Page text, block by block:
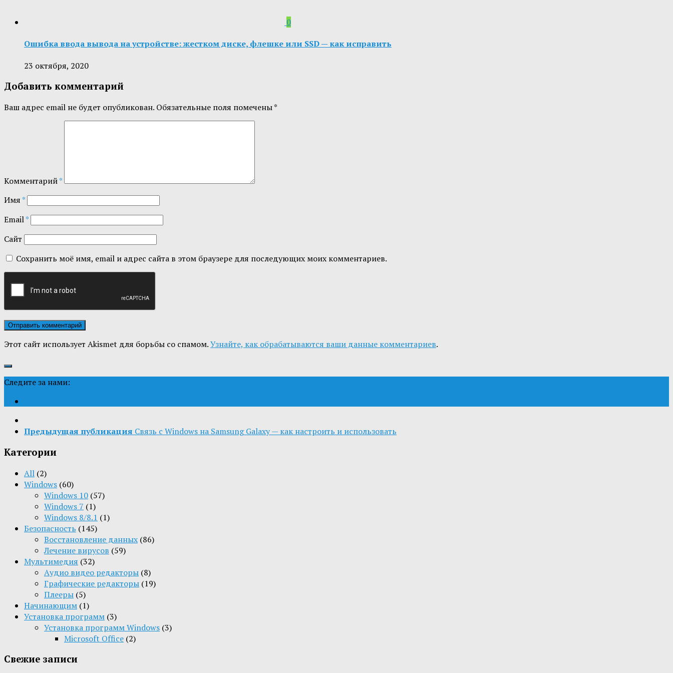
0
Ошибка ввода вывода на устройстве: жестком диске, флешке или SSD — как исправить
23 октября, 2020
Добавить комментарий
Ваш адрес email не будет опубликован. Обязательные поля помечены*
Комментарий*
Имя*
Email*
Сайт
Сохранить моё имя, email и адрес сайта в этом браузере для последующих моих комментариев.
Этот сайт использует Akismet для борьбы со спамом.Узнайте, как обрабатываются ваши данные комментариев.
Следите за нами:
Предыдущая публикация Связь с Windows на Samsung Galaxy — как настроить и использовать
Категории
All (2)
Windows (60)
Windows 10 (57)
Windows 7 (1)
Windows 8/8.1 (1)
Безопасность (145)
Восстановление данных (86)
Лечение вирусов (59)
Мультимедия (32)
Aудио видео редакторы (8)
Графические редакторы (19)
Плееры (5)
Начинающим (1)
Установка программ (3)
Установка программ Windows (3)
Microsoft Office (2)
Свежие записи